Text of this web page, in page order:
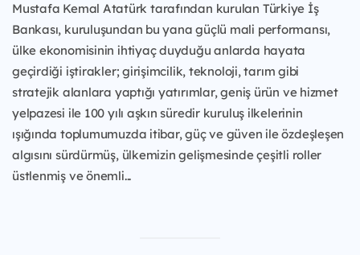
Mustafa Kemal Atatürk tarafından kurulan Türkiye İş
Bankası, kuruluşundan bu yana güçlü mali performansı,
ülke ekonomisinin ihtiyaç duyduğu anlarda hayata
geçirdiği iştirakler; girişimcilik, teknoloji, tarım gibi
stratejik alanlara yaptığı yatırımlar, geniş ürün ve hizmet
yelpazesi ile 100 yılı aşkın süredir kuruluş ilkelerinin
ışığında toplumumuzda itibar, güç ve güven ile özdeşleşen
algısını sürdürmüş, ülkemizin gelişmesinde çeşitli roller
üstlenmiş ve önemli...